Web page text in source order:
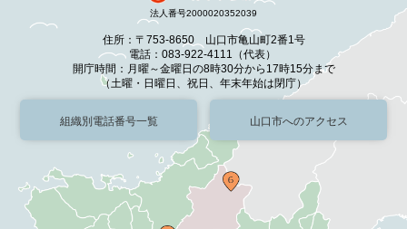
法人番号2000020352039
住所：〒753-8650 山口市亀山町2番1号
電話：083-922-4111（代表）
開庁時間：月曜～金曜日の8時30分から17時15分まで
（土曜・日曜日、祝日、年末年始は閉庁）
組織別電話番号一覧 山口市へのアクセス